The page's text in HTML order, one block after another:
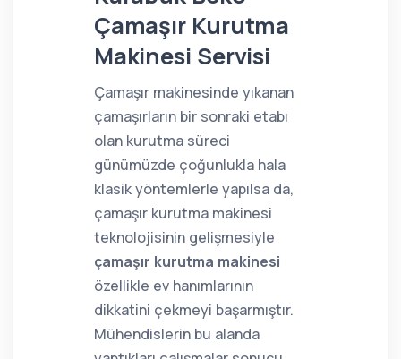
Çamaşır Kurutma
Makinesi Servisi
Çamaşır makinesinde yıkanan
çamaşırların bir sonraki etabı
olan kurutma süreci
günümüzde çoğunlukla hala
klasik yöntemlerle yapılsa da,
çamaşır kurutma makinesi
teknolojisinin gelişmesiyle
çamaşır kurutma makinesi
özellikle ev hanımlarının
dikkatini çekmeyi başarmıştır.
Mühendislerin bu alanda